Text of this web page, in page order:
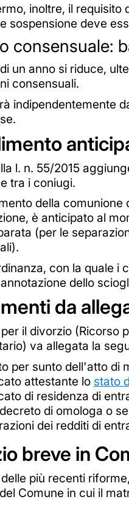
inoltre, il
sospensione deve
consensuale:
un anno si riduce,
consensuali.
indipendentemente
l. n. 55/2015
tra i coniugi.
della
è anticipato al
(per le
con la quale i
dello
da
il divorzio (Ricorso
va allegata la
per sunto dell'atto di
attestante lo stato
di residenza di
di omologa o
dei redditi di
breve in
più recenti
Comune in cui il